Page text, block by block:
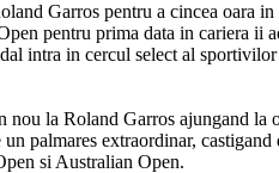
Garros pentru a cincea oara
pentru prima data in cariera ii
intra in cercul select al
nou la Roland Garros ajungand la
palmares extraordinar,
si Australian Open.